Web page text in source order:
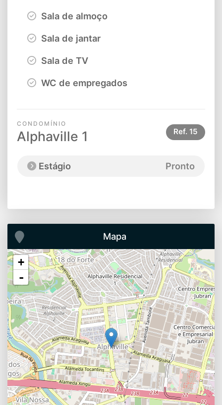
Sala de almoço
Sala de jantar
Sala de TV
WC de empregados
CONDOMÍNIO
Alphaville 1 Ref. 15
Estágio Pronto
Mapa
+
-